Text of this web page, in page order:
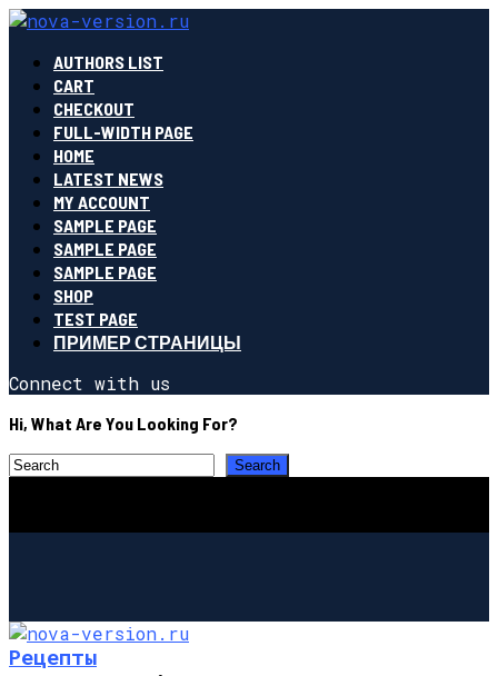
AUTHORS LIST
CART
CHECKOUT
FULL-WIDTH PAGE
HOME
LATEST NEWS
MY ACCOUNT
SAMPLE PAGE
SAMPLE PAGE
SAMPLE PAGE
SHOP
TEST PAGE
ПРИМЕР СТРАНИЦЫ
Connect with us
Hi, What Are You Looking For?
Рецепты